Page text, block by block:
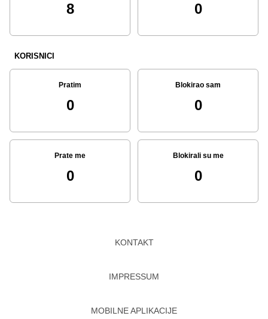
8 0
KORISNICI
Pratim
0
Blokirao sam
0
Prate me
0
Blokirali su me
0
KONTAKT
IMPRESSUM
MOBILNE APLIKACIJE